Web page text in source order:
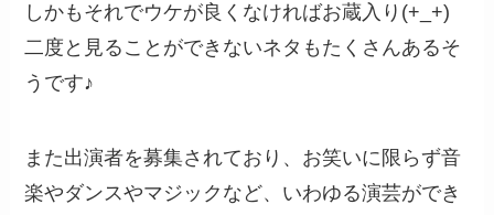
しかもそれでウケが良くなければお蔵入り(+_+)
二度と見ることができないネタもたくさんあるそ
うです♪
また出演者を募集されており、お笑いに限らず音
楽やダンスやマジックなど、いわゆる演芸ができ